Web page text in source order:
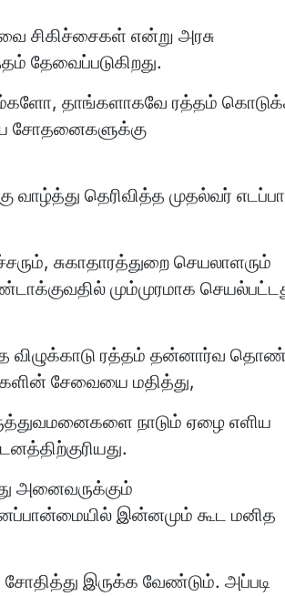
சிகிச்சைகள் என்று அரசு
தேவைப்படுகிறது.
தாங்களாகவே ரத்தம்
சோதனைகளுக்கு
தெரிவித்த முதல்வர்
சுகாதாரத்துறை செயலாளரும்
மும்முரமாக
விழுக்காடு ரத்தம் தன்னார்வ
சேவையை மதித்து,
நாடும் ஏழை எளிய
அனைவருக்கும்
இன்னமும் கூட மனித
இருக்க வேண்டும். அப்படி